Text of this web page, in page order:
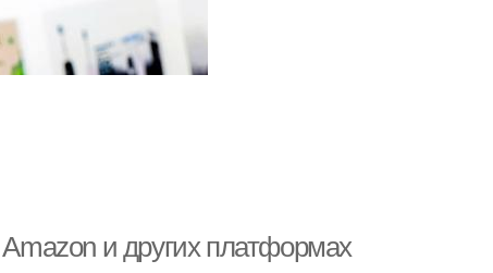
Amazon и других платформах